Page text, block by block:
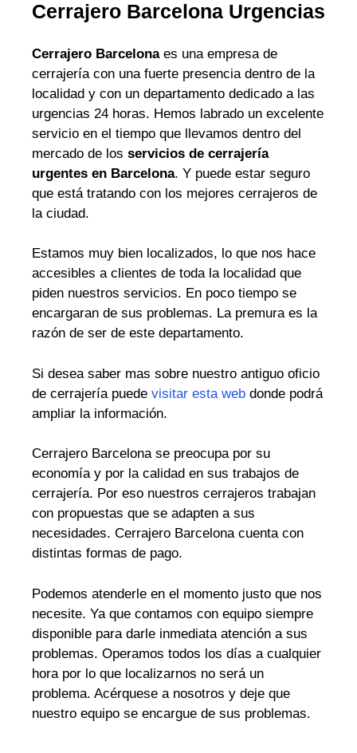
Cerrajero Barcelona Urgencias
Cerrajero Barcelonaes una empresa de
cerrajería con una fuerte presencia dentro de la
localidad y con un departamento dedicado a las
urgencias 24 horas. Hemos labrado un excelente
servicio en el tiempo que llevamos dentro del
mercado de los servicios de cerrajería
urgentes en Barcelona. Y puede estar seguro
que está tratando con los mejores cerrajeros de
la ciudad.
Estamos muy bien localizados, lo que nos hace
accesibles a clientes de toda la localidad que
piden nuestros servicios. En poco tiempo se
encargaran de sus problemas. La premura es la
razón de ser de este departamento.
Si desea saber mas sobre nuestro antiguo oficio
de cerrajería puede visitar esta web donde podrá
ampliar la información.
Cerrajero Barcelona se preocupa por su
economía y por la calidad en sus trabajos de
cerrajería. Por eso nuestros cerrajeros trabajan
con propuestas que se adapten a sus
necesidades. Cerrajero Barcelona cuenta con
distintas formas de pago.
Podemos atenderle en el momento justo que nos
necesite. Ya que contamos con equipo siempre
disponible para darle inmediata atención a sus
problemas. Operamos todos los días a cualquier
hora por lo que localizarnos no será un
problema. Acérquese a nosotros y deje que
nuestro equipo se encargue de sus problemas.